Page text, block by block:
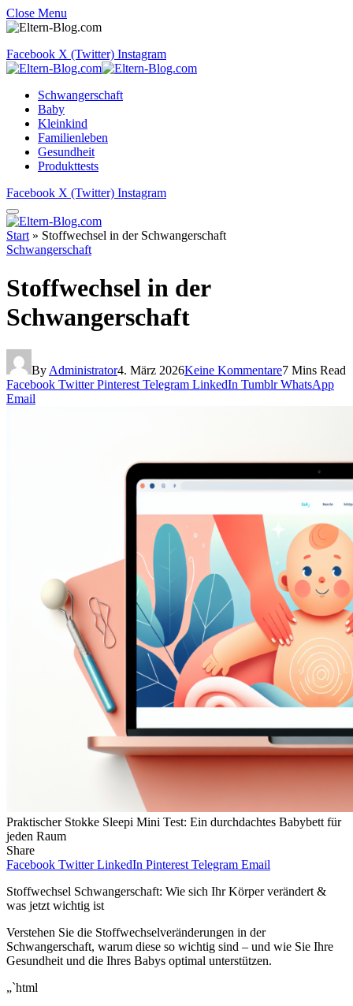
Close Menu
Facebook X (Twitter) Instagram
Schwangerschaft
Baby
Kleinkind
Familienleben
Gesundheit
Produkttests
Facebook X (Twitter) Instagram
Start » Stoffwechsel in der Schwangerschaft
Schwangerschaft
Stoffwechsel in der
Schwangerschaft
By Administrator4. März 2026Keine Kommentare7 Mins Read
Facebook Twitter Pinterest Telegram LinkedIn Tumblr WhatsApp
Email
Praktischer Stokke Sleepi Mini Test: Ein durchdachtes Babybett für
jeden Raum
Share
Facebook Twitter LinkedIn Pinterest Telegram Email
Stoffwechsel Schwangerschaft: Wie sich Ihr Körper verändert &
was jetzt wichtig ist
Verstehen Sie die Stoffwechselveränderungen in der
Schwangerschaft, warum diese so wichtig sind – und wie Sie Ihre
Gesundheit und die Ihres Babys optimal unterstützen.
„`html